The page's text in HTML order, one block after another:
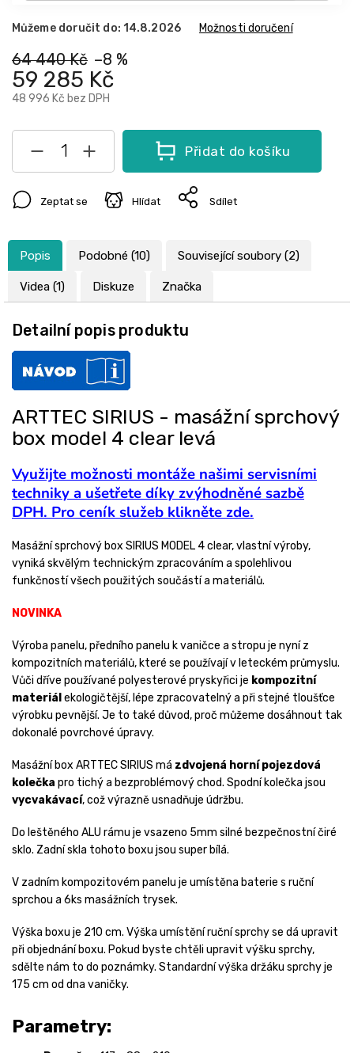
64 440 Kč –8 %
59 285 Kč
48 996 Kč bez DPH
Můžeme doručit do: 14.8.2026 Možnosti doručení
Přidat do košíku
Zeptat se Hlídat Sdílet
Popis Podobné (10) Související soubory (2)
Videa (1) Diskuze Značka
Detailní popis produktu
ARTTEC SIRIUS - masážní sprchový
box model 4 clear levá
Využijte možnosti montáže našimi servisními
techniky a ušetřete díky zvýhodněné sazbě
DPH. Pro ceník služeb klikněte zde.
Masážní sprchový box SIRIUS MODEL 4 clear, vlastní výroby,
vyniká skvělým technickým zpracováním a spolehlivou
funkčností všech použitých součástí a materiálů.
NOVINKA
Výroba panelu, předního panelu k vaničce a stropu je nyní z
kompozitních materiálů, které se používají v leteckém průmyslu.
Vůči dříve používané polyesterové pryskyřici je kompozitní
materiál ekologičtější, lépe zpracovatelný a při stejné tloušťce
výrobku pevnější. Je to také důvod, proč můžeme dosáhnout tak
dokonalé povrchové úpravy.
Masážní box ARTTEC SIRIUS má zdvojená horní pojezdová
kolečka pro tichý a bezproblémový chod. Spodní kolečka jsou
vycvakávací, což výrazně usnadňuje údržbu.
Do leštěného ALU rámu je vsazeno 5mm silné bezpečnostní čiré
sklo. Zadní skla tohoto boxu jsou super bílá.
V zadním kompozitovém panelu je umístěna baterie s ruční
sprchou a 6ks masážních trysek.
Výška boxu je 210 cm. Výška umístění ruční sprchy se dá upravit
při objednání boxu. Pokud byste chtěli upravit výšku sprchy,
sdělte nám to do poznámky. Standardní výška držáku sprchy je
175 cm od dna vaničky.
Parametry: